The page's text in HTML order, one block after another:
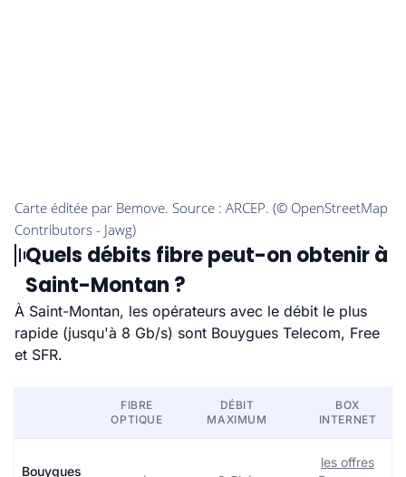
Quels débits fibre peut-on obtenir à
Saint-Montan ?
À Saint-Montan, les opérateurs avec le débit le plus
rapide (jusqu'à 8 Gb/s) sont Bouygues Telecom, Free
et SFR.
FIBRE
OPTIQUE
DÉBIT
MAXIMUM
BOX
INTERNET
Bouygues
les offres